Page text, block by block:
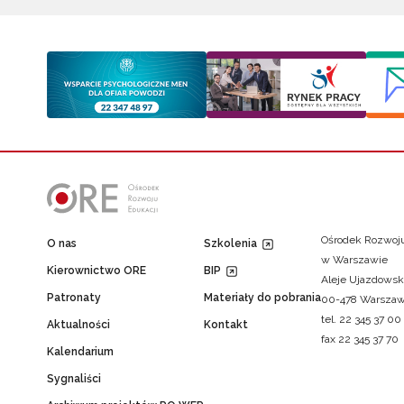
O nas
Kierownictwo ORE
Patronaty
Aktualności
Kalendarium
Sygnaliści
Szkolenia
BIP
Materiały do pobrania
Kontakt
Ośrodek
w Warszawie
Aleje
00-478
tel. 22 345 37 00
fax 22 345 37 70